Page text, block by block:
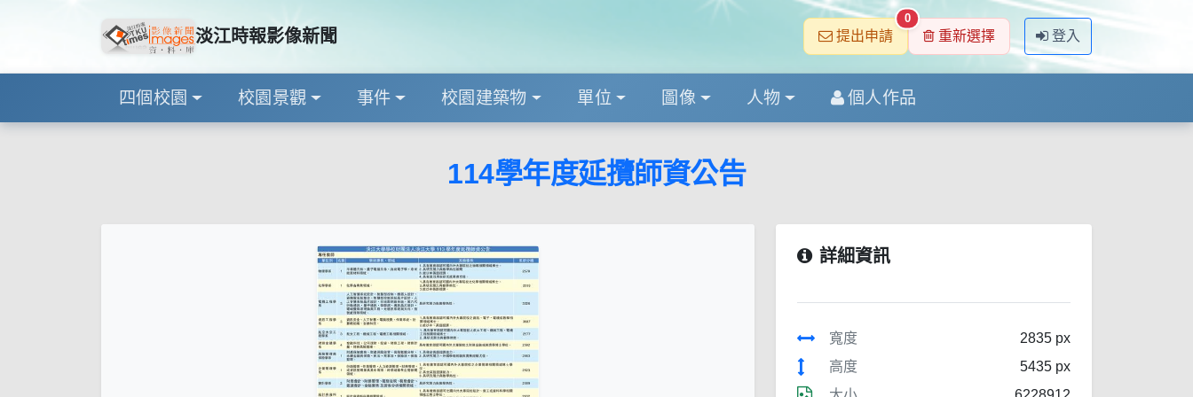
淡江時報影像新聞 提出申請
0
重新選擇 登入
四個校園 校園景觀 事件 校園建築物 單位 圖像 人物 個人作品
114學年度延攬師資公告
詳細資訊
寬度
2835 px
高度
5435 px